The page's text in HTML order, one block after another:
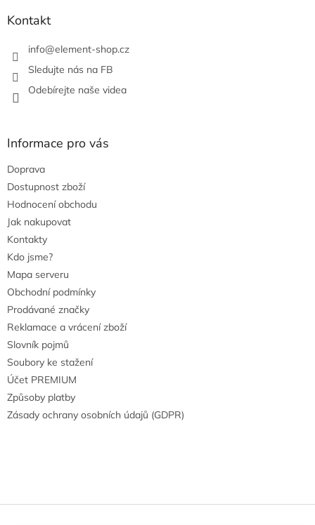
Kontakt
info@element-shop.cz
Sledujte nás na FB
Odebírejte naše videa
Informace pro vás
Doprava
Dostupnost zboží
Hodnocení obchodu
Jak nakupovat
Kontakty
Kdo jsme?
Mapa serveru
Obchodní podmínky
Prodávané značky
Reklamace a vrácení zboží
Slovník pojmů
Soubory ke stažení
Účet PREMIUM
Způsoby platby
Zásady ochrany osobních údajů (GDPR)